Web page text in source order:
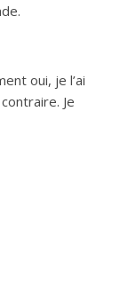
oui, je l’ai
Je